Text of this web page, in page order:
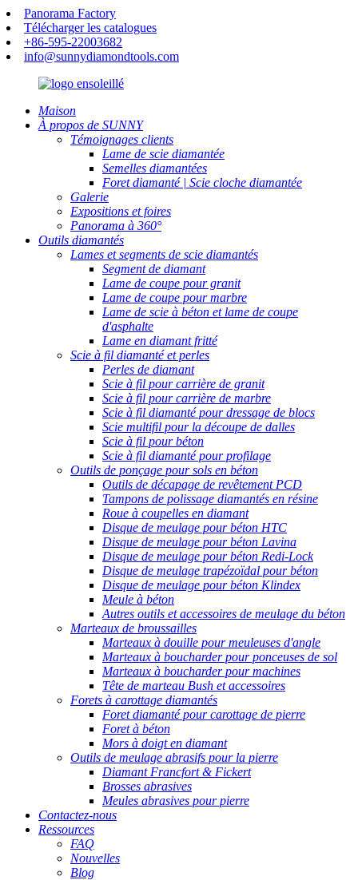
Panorama Factory
Télécharger les catalogues
+86-595-22003682
info@sunnydiamondtools.com
Maison
À propos de SUNNY
Témoignages clients
Lame de scie diamantée
Semelles diamantées
Foret diamanté | Scie cloche diamantée
Galerie
Expositions et foires
Panorama à 360°
Outils diamantés
Lames et segments de scie diamantés
Segment de diamant
Lame de coupe pour granit
Lame de coupe pour marbre
Lame de scie à béton et lame de coupe
d'asphalte
Lame en diamant fritté
Scie à fil diamanté et perles
Perles de diamant
Scie à fil pour carrière de granit
Scie à fil pour carrière de marbre
Scie à fil diamanté pour dressage de blocs
Scie multifil pour la découpe de dalles
Scie à fil pour béton
Scie à fil diamanté pour profilage
Outils de ponçage pour sols en béton
Outils de décapage de revêtement PCD
Tampons de polissage diamantés en résine
Roue à coupelles en diamant
Disque de meulage pour béton HTC
Disque de meulage pour béton Lavina
Disque de meulage pour béton Redi-Lock
Disque de meulage trapézoïdal pour béton
Disque de meulage pour béton Klindex
Meule à béton
Autres outils et accessoires de meulage du béton
Marteaux de broussailles
Marteaux à douille pour meuleuses d'angle
Marteaux à boucharder pour ponceuses de sol
Marteaux à boucharder pour machines
Tête de marteau Bush et accessoires
Forets à carottage diamantés
Foret diamanté pour carottage de pierre
Foret à béton
Mors à doigt en diamant
Outils de meulage abrasifs pour la pierre
Diamant Francfort & Fickert
Brosses abrasives
Meules abrasives pour pierre
Contactez-nous
Ressources
FAQ
Nouvelles
Blog